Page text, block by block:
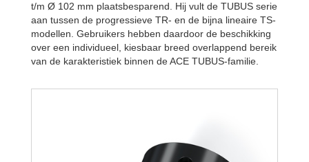
t/m Ø 102 mm plaatsbesparend. Hij vult de TUBUS serie
aan tussen de progressieve TR- en de bijna lineaire TS-
modellen. Gebruikers hebben daardoor de beschikking
over een individueel, kiesbaar breed overlappend bereik
van de karakteristiek binnen de ACE TUBUS-familie.